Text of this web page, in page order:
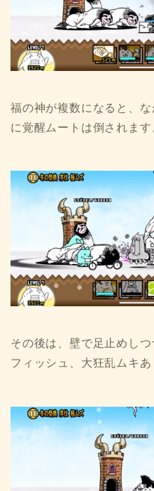
福の神が複数になると、
に覚醒ムートは倒されます
その後は、壁で足止めし
フィッシュ、大狂乱ムキあ